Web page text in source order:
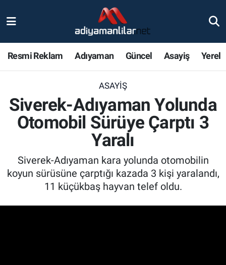
Resmi Reklam Adıyaman Güncel Asayiş Yerel
ASAYIŞ
Siverek-Adıyaman Yolunda
Otomobil Sürüye Çarptı 3
Yaralı
Siverek-Adıyaman kara yolunda otomobilin
koyun sürüsüne çarptığı kazada 3 kişi yaralandı,
11 küçükbaş hayvan telef oldu.
Magazin
Gündem
Asayiş
Nöbetçi Eczaneler
Adiyaman Namaz Vakitleri
Trafik Durumu
Süper Lig Puan Durumu ve Fikstür
Tüm Manşetler
Son Dakika Haberleri